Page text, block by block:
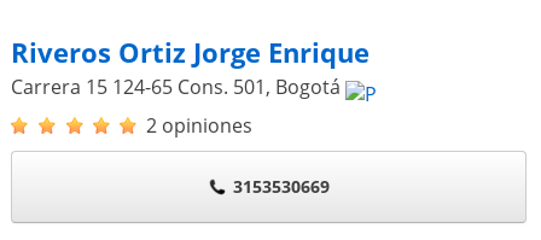
Riveros Ortiz Jorge Enrique
Carrera 15 124-65 Cons. 501, Bogotá
2 opiniones
3153530669